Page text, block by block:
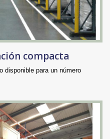
compacta
disponible para un número